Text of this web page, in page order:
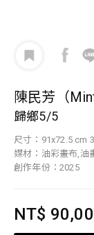
陳民芳（
歸鄉5/5
尺寸：91x72.5 cm
媒材：油彩畫布,油
創作年份：2025
NT$